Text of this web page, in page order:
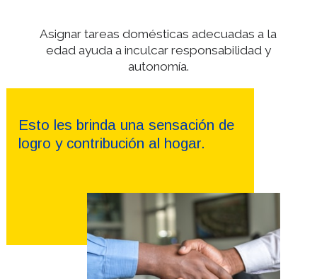
Asignar tareas domésticas adecuadas a la
edad ayuda a inculcar responsabilidad y
autonomía.
Esto les brinda una sensación de
logro y contribución al hogar.